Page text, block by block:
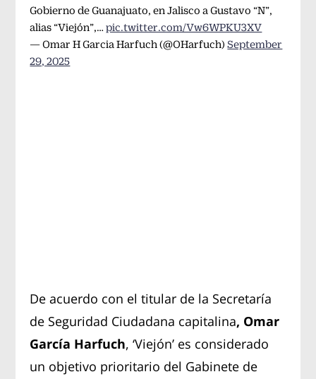
Gobierno de Guanajuato, en Jalisco a Gustavo “N”,
alias “Viejón”,…pic.twitter.com/Vw6WPKU3XV
— Omar H Garcia Harfuch (@OHarfuch)September
29, 2025
De acuerdo con el titular de la Secretaría
de Seguridad Ciudadana capitalina, Omar
García Harfuch, ‘Viejón’ es considerado
un objetivo prioritario del Gabinete de